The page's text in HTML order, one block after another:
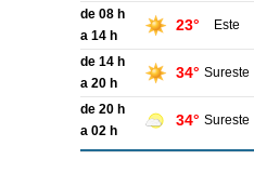
de 08 h
a 14 h
23° Este
de 14 h
a 20 h
34° Sureste
de 20 h
a 02 h
34° Sureste